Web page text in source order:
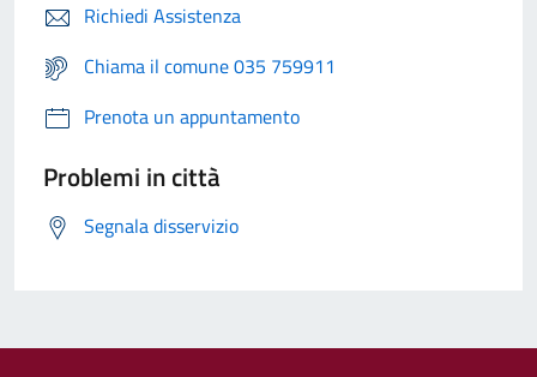
Richiedi Assistenza
Chiama il comune 035 759911
Prenota un appuntamento
Problemi in città
Segnala disservizio